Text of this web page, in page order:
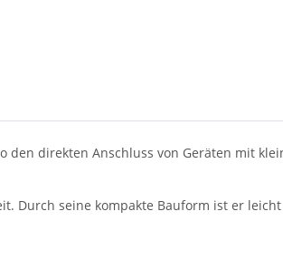
den direkten Anschluss von Geräten mit
Durch seine kompakte Bauform ist er leicht